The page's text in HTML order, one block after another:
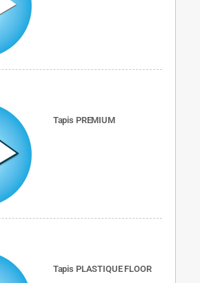
Tapis PREMIUM
Tapis PLASTIQUE FLOOR